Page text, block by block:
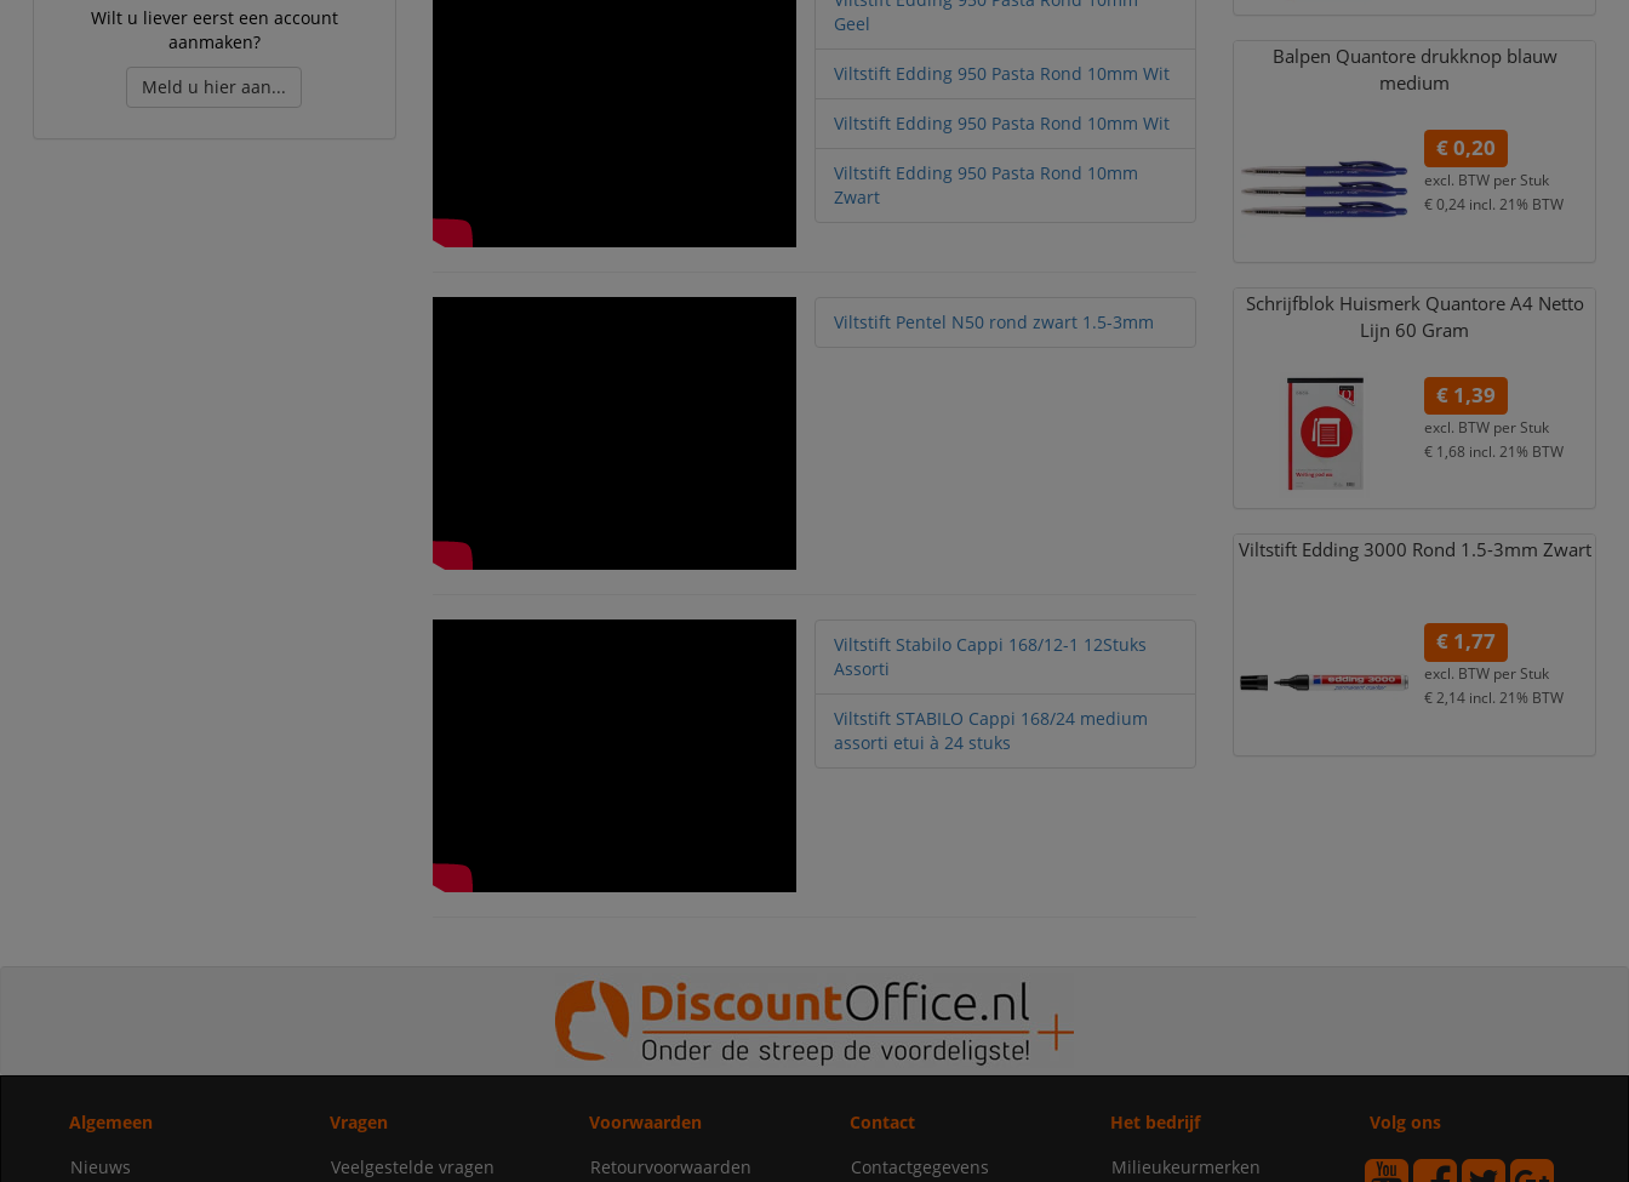
Wilt u liever eerst een account
aanmaken?
Meld u hier aan...
Geel
Viltstift Edding 950 Pasta Rond 10mm Wit
Viltstift Edding 950 Pasta Rond 10mm Wit
Viltstift Edding 950 Pasta Rond 10mm
Zwart
Viltstift Pentel N50 rond zwart 1.5-3mm
Viltstift Stabilo Cappi 168/12-1 12Stuks
Assorti
Viltstift STABILO Cappi 168/24 medium
assorti etui à 24 stuks
Balpen Quantore drukknop blauw
medium
€ 0,20
excl. BTW per Stuk
€ 0,24 incl. 21% BTW
Schrijfblok Huismerk Quantore A4 Netto
Lijn 60 Gram
€ 1,39
excl. BTW per Stuk
€ 1,68 incl. 21% BTW
Viltstift Edding 3000 Rond 1.5-3mm Zwart
€ 1,77
excl. BTW per Stuk
€ 2,14 incl. 21% BTW
Algemeen
Nieuws
Vragen
Veelgestelde vragen
Voorwaarden
Retourvoorwaarden
Contact
Contactgegevens
Het bedrijf
Milieukeurmerken
Volg ons